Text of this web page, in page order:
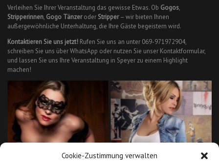
Cookie-Zustimmung verwalten
Verleihen Sie Ihrer Veranstaltung das gewisse Etwas. Ob Gogos,
Stripperinnen, Gogo Tänzeroder Stripper– wir bieten Ihnen
außergewöhnliche Unterhaltung, die Ihre Gäste begeistern wird.
Kontaktieren Sie uns jetzt! Rufen Sie uns an unter 069-971972904,
schreiben Sie uns über WhatsApp oder nutzen Sie unser Kontaktformular,
und lassen Sie uns Ihre Veranstaltung in Speyer zu einem Highlight
machen!